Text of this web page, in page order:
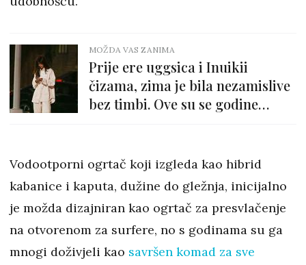
MOŽDA VAS ZANIMA
Prije ere uggsica i Inuikii
čizama, zima je bila nezamislive
bez timbi. Ove su se godine
Vodootporni ogrtač koji izgleda kao hibrid
kabanice i kaputa, dužine do gležnja, inicijalno
je možda dizajniran kao ogrtač za presvlačenje
na otvorenom za surfere, no s godinama su ga
mnogi doživjeli kao savršen komad za sve